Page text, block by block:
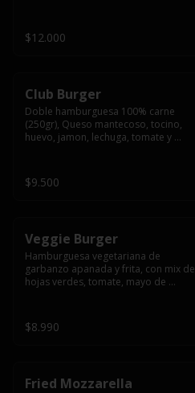
papas fritas.
$12.000
Club Burger
Doble hamburguesa 100% carne
(250gr), Queso mantecoso, tocino,
huevo, jamon, lechuga, tomate y
$9.500
Veggie Burger
Hamburguesa vegetariana de
garbanzo apanada y frita, con mix de
hojas verdes, tomate, mayo de
$8.990
Fried Mozzarella